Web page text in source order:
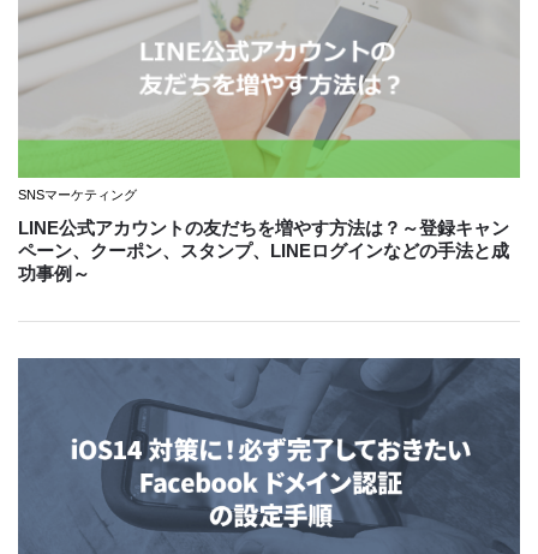
SNSマーケティング
LINE公式アカウントの友だちを増やす方法は？～登録キャン
ペーン、クーポン、スタンプ、LINEログインなどの手法と成
功事例～